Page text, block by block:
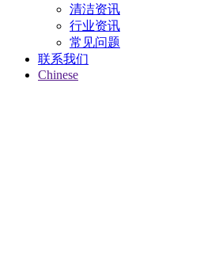
清洁资讯
行业资讯
常见问题
联系我们
Chinese